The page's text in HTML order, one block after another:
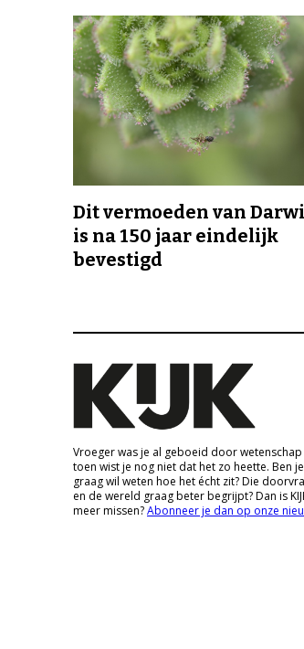
Dit vermoeden van
is na 150 jaar eindelijk
bevestigd
Vroeger was je al geboeid door
toen wist je nog niet dat het zo heette. Ben
graag wil weten hoe het écht zit? Die
en de wereld graag beter begrijpt? Dan is
meer missen?Abonneer je dan op onze